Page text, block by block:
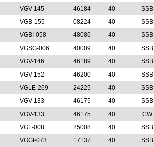
VGV-145 46184 40 SSB
VGB-155 08224 40 SSB
VGBI-058 48086 40 SSB
VGSG-006 40009 40 SSB
VGV-146 46189 40 SSB
VGV-152 46200 40 SSB
VGLE-269 24225 40 SSB
VGV-133 46175 40 SSB
VGV-133 46175 40 CW
VGL-008 25008 40 SSB
VGGI-073 17137 40 SSB